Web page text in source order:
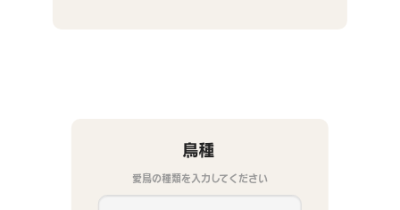
鳥種
愛鳥の種類を入力してください